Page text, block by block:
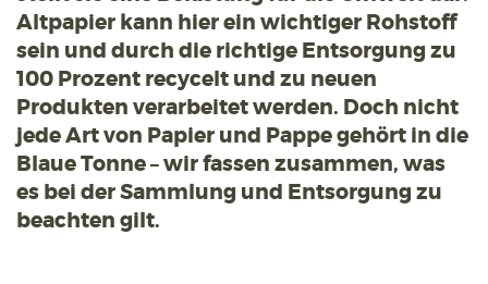
Altpapier kann hier ein wichtiger Rohstoff
sein und durch die richtige Entsorgung zu
100 Prozent recycelt und zu neuen
Produkten verarbeitet werden. Doch nicht
jede Art von Papier und Pappe gehört in die
Blaue Tonne – wir fassen zusammen, was
es bei der Sammlung und Entsorgung zu
beachten gilt.